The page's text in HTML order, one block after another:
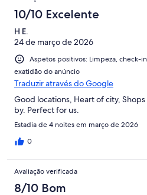
10/10 Excelente
H E.
24 de março de 2026
Aspetos positivos: Limpeza, check-
exatidão do anúncio
Traduzir através do Google
Good locations, Heart of city,
by. Perfect for us.
Estadia de 4 noites em março de 2026
0
Avaliação verificada
8/10 Bom